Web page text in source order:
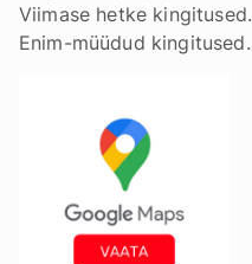
Viimase hetke
Enim-müüdud